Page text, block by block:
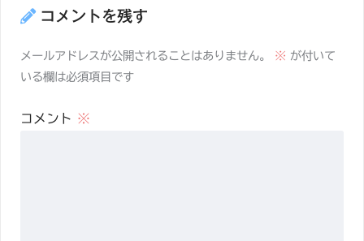
コメントを残す
メールアドレスが公開されることはありません。 ※ が付いて
いる欄は必須項目です
コメント ※